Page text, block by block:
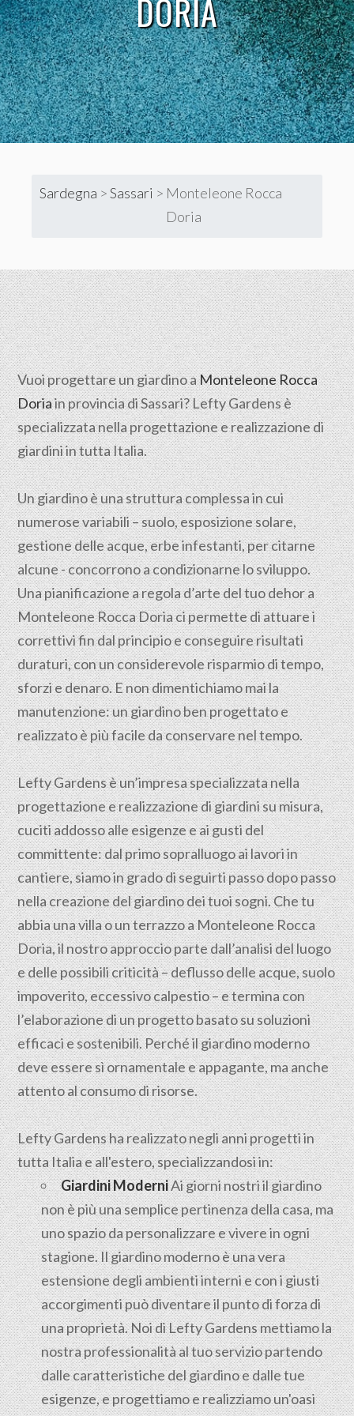
DORIA
Sardegna >Sassari > Monteleone Rocca
Doria
Vuoi progettare un giardino aMonteleone Rocca
Doriain provincia diSassari? Lefty Gardens è
specializzata nella progettazione e realizzazione di
giardini in tutta Italia.
Un giardino è una struttura complessa in cui
numerose variabili – suolo, esposizione solare,
gestione delle acque, erbe infestanti, per citarne
alcune - concorrono a condizionarne lo sviluppo.
Una pianificazione a regola d’arte del tuo dehor a
Monteleone Rocca Doria ci permette di attuare i
correttivi fin dal principio e conseguire risultati
duraturi, con un considerevole risparmio di tempo,
sforzi e denaro. E non dimentichiamo mai la
manutenzione: un giardino ben progettato e
realizzato è più facile da conservare nel tempo.
Lefty Gardens è un’impresa specializzata nella
progettazionee realizzazione di giardini su misura,
cuciti addosso alle esigenze e ai gusti del
committente: dal primo sopralluogo ai lavori in
cantiere, siamo in grado di seguirti passo dopo passo
nella creazione del giardino dei tuoi sogni. Che tu
abbia una villa o un terrazzo a Monteleone Rocca
Doria, il nostro approccio parte dall’analisi del luogo
e delle possibili criticità – deflusso delle acque, suolo
impoverito, eccessivo calpestio – e termina con
l’elaborazione di un progetto basato su soluzioni
efficaci e sostenibili. Perché il giardino moderno
deve essere sì ornamentale e appagante, ma anche
attento al consumo di risorse.
Lefty Gardens ha realizzato negli anni progetti in
tutta Italia e all'estero, specializzandosi in:
Giardini ModerniAi giorni nostri il giardino
non è più una semplice pertinenza della casa, ma
uno spazio da personalizzare e vivere in ogni
stagione. Il giardino moderno è una vera
estensione degli ambienti interni e con i giusti
accorgimenti può diventare il punto di forza di
una proprietà. Noi di Lefty Gardens mettiamo la
nostra professionalità al tuo servizio partendo
dalle caratteristiche del giardino e dalle tue
esigenze, e progettiamo e realizziamo un'oasi